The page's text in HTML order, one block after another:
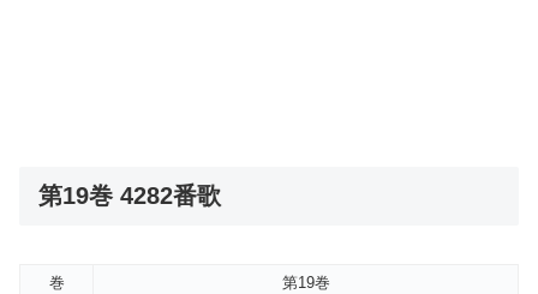
第19巻 4282番歌
巻
第19巻